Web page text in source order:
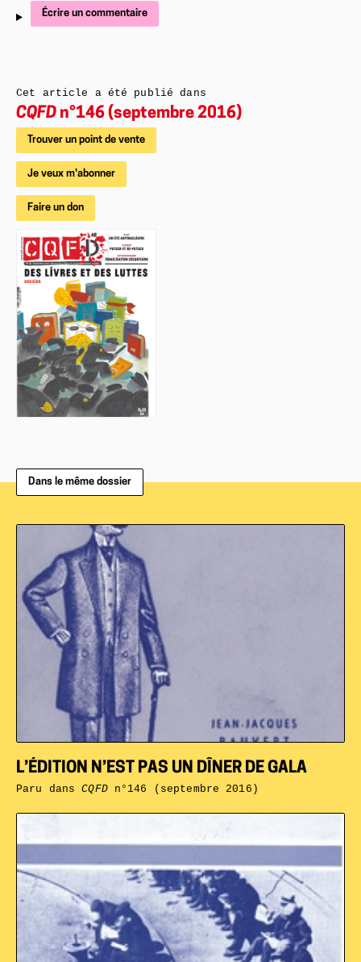
Écrire un commentaire
Cet article a été publié dans
CQFD n°146 (septembre 2016)
Trouver un point de vente
Je veux m'abonner
Faire un don
Dans le même dossier
L’ÉDITION N’EST PAS UN DÎNER DE GALA
Paru dansCQFDn°146 (septembre 2016)